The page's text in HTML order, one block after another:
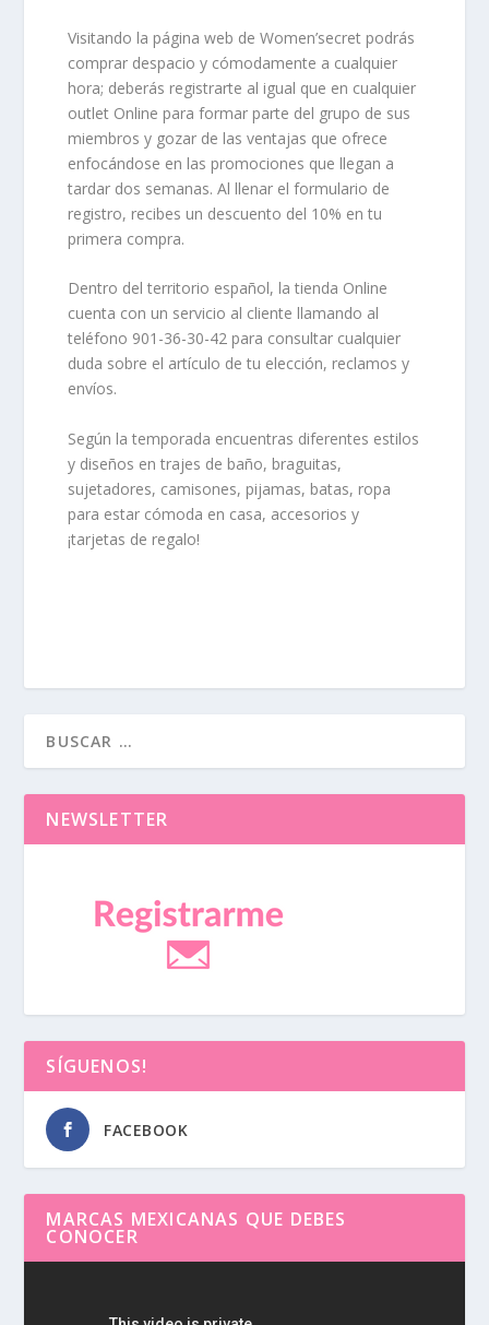
Visitando la página web de Women’secret podrás
comprar despacio y cómodamente a cualquier
hora; deberás registrarte al igual que en cualquier
outlet Online para formar parte del grupo de sus
miembros y gozar de las ventajas que ofrece
enfocándose en las promociones que llegan a
tardar dos semanas. Al llenar el formulario de
registro, recibes un descuento del 10% en tu
primera compra.
Dentro del territorio español, la tienda Online
cuenta con un servicio al cliente llamando al
teléfono 901-36-30-42 para consultar cualquier
duda sobre el artículo de tu elección, reclamos y
envíos.
Según la temporada encuentras diferentes estilos
y diseños en trajes de baño, braguitas,
sujetadores, camisones, pijamas, batas, ropa
para estar cómoda en casa, accesorios y
¡tarjetas de regalo!
NEWSLETTER
SÍGUENOS!
FACEBOOK
MARCAS MEXICANAS QUE DEBES
CONOCER